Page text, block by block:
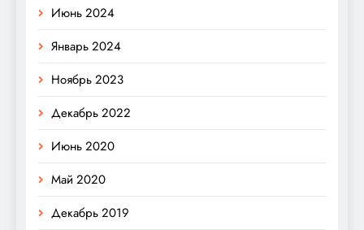
Июнь 2024
Январь 2024
Ноябрь 2023
Декабрь 2022
Июнь 2020
Май 2020
Декабрь 2019